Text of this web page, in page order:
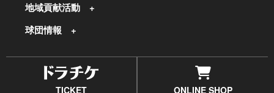
地域貢献活動
球団情報
TICKET ONLINE SHOP